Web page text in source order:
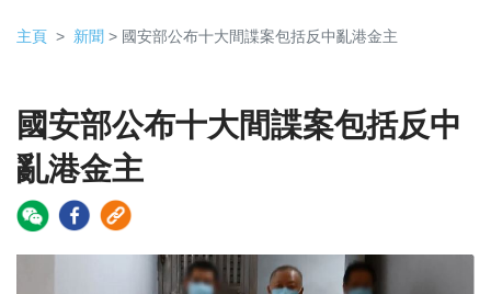
主頁 新聞 > 國安部公布十大間諜案包括反中亂港金主
國安部公布十大間諜案包括反中
亂港金主